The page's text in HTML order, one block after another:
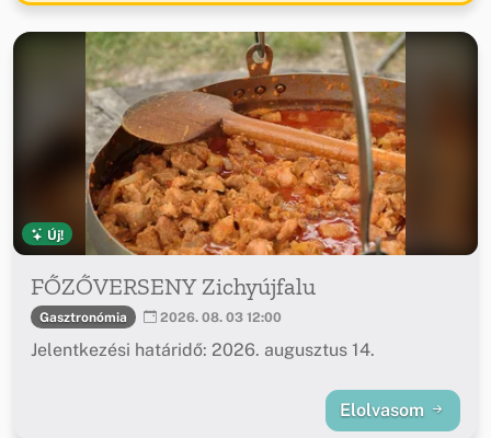
Új!
FŐZŐVERSENY Zichyújfalu
Gasztronómia 2026. 08. 03 12:00
Jelentkezési határidő: 2026. augusztus 14.
Elolvasom